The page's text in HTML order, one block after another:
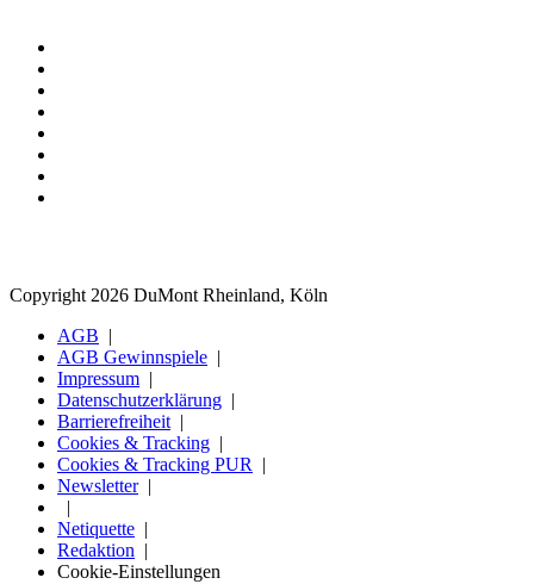
Copyright 2026 DuMont Rheinland, Köln
AGB
AGB Gewinnspiele
Impressum
Datenschutzerklärung
Barrierefreiheit
Cookies & Tracking
Cookies & Tracking PUR
Newsletter
Netiquette
Redaktion
Cookie-Einstellungen